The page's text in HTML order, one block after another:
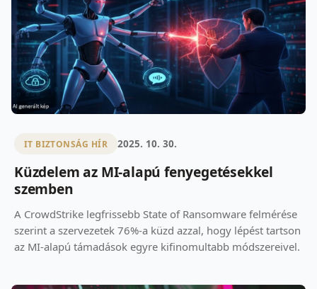
IT BIZTONSÁG HÍR 2025. 10. 30.
Küzdelem az MI-alapú fenyegetésekkel
szemben
A CrowdStrike legfrissebb State of Ransomware felmérése
szerint a szervezetek 76%-a küzd azzal, hogy lépést tartson
az MI-alapú támadások egyre kifinomultabb módszereivel.